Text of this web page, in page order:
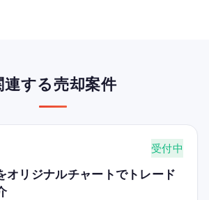
連する売却案件
受付中
オリジナルチャートでトレード